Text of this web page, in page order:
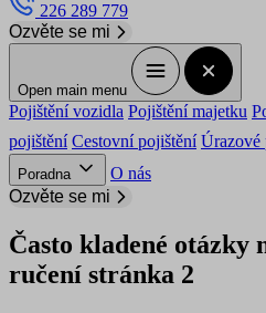
226 289 779
Ozvěte se mi
Open main menu
Pojištění vozidla Pojištění majetku
pojištění Cestovní pojištění Úrazové
Poradna
O nás
Ozvěte se mi
Často kladené otázky
ručení stránka 2